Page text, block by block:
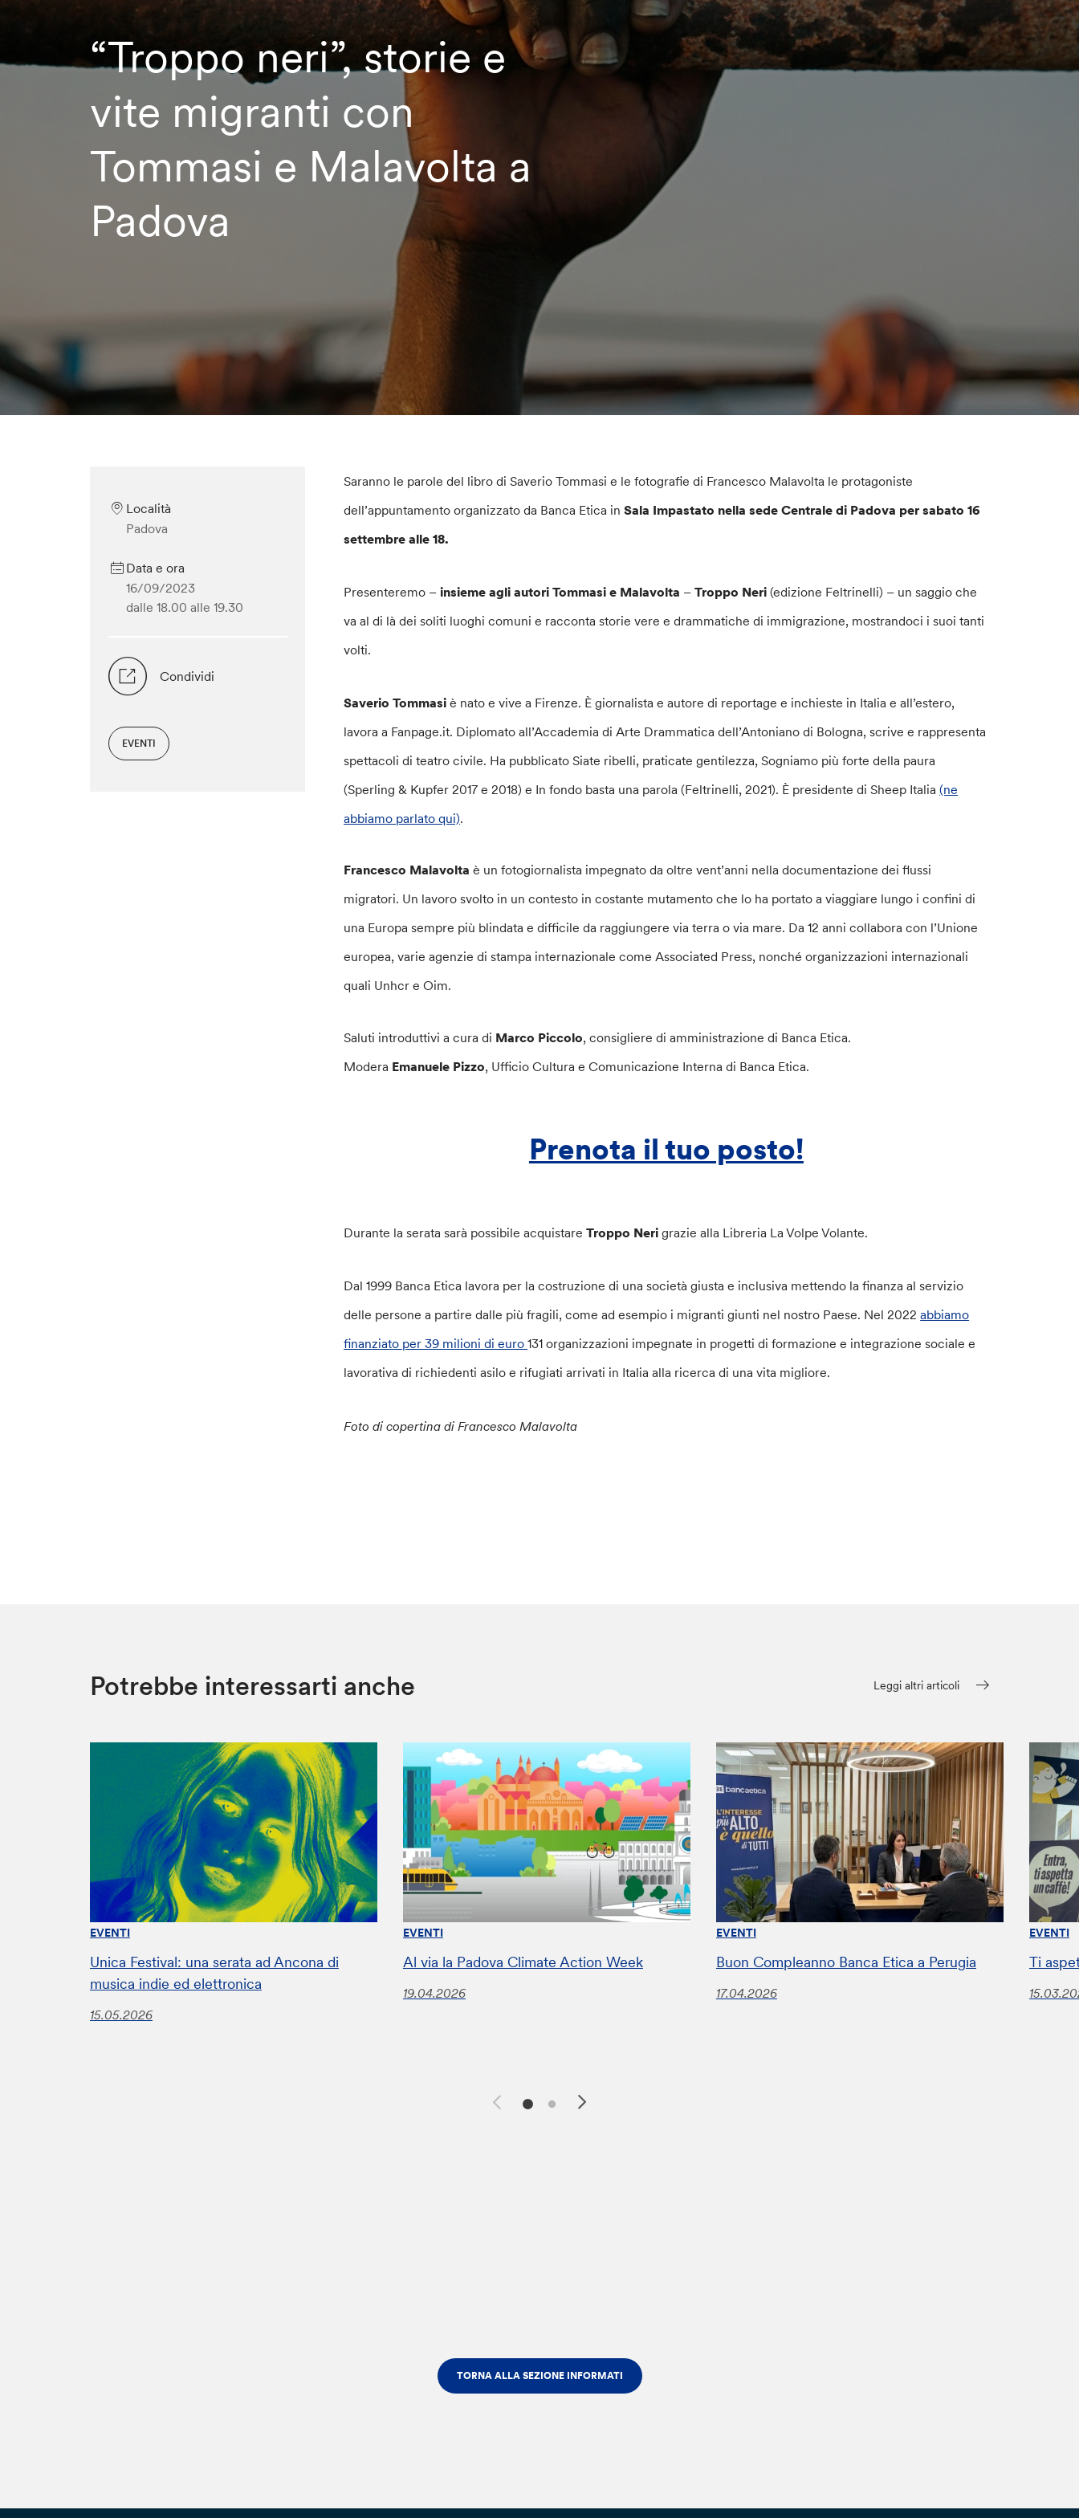
“Troppo neri”, storie e
vite migranti con
Tommasi e Malavolta a
Padova
Località
Padova
Data e ora
16/09/2023
dalle 18.00 alle 19.30
Condividi
EVENTI
Saranno le parole del libro di Saverio Tommasi e le fotografie di Francesco Malavolta le protagoniste
dell’appuntamento organizzato da Banca Etica inSala Impastato nella sede Centrale di Padova per sabato 16
settembre alle 18.
Presenteremo –insieme agli autori Tommasi e Malavolta –Troppo Neri (edizione Feltrinelli) – un saggio che
va al di là dei soliti luoghi comuni e racconta storie vere e drammatiche di immigrazione, mostrandoci i suoi tanti
volti.
Saverio Tommasi è nato e vive a Firenze. È giornalista e autore di reportage e inchieste in Italia e all’estero,
lavora a Fanpage.it. Diplomato all’Accademia di Arte Drammatica dell’Antoniano di Bologna, scrive e rappresenta
spettacoli di teatro civile. Ha pubblicato Siate ribelli, praticate gentilezza, Sogniamo più forte della paura
(Sperling & Kupfer 2017 e 2018) e In fondo basta una parola (Feltrinelli, 2021). È presidente di Sheep Italia(ne
abbiamo parlato qui).
Francesco Malavoltaè un fotogiornalista impegnato da oltre vent’anni nella documentazione dei flussi
migratori. Un lavoro svolto in un contesto in costante mutamento che lo ha portato a viaggiare lungo i confini di
una Europa sempre più blindata e difficile da raggiungere via terra o via mare. Da 12 anni collabora con l’Unione
europea, varie agenzie di stampa internazionale come Associated Press, nonché organizzazioni internazionali
quali Unhcr e Oim.
Saluti introduttivi a cura di Marco Piccolo, consigliere di amministrazione di Banca Etica.
Modera Emanuele Pizzo, Ufficio Cultura e Comunicazione Interna di Banca Etica.
Prenota il tuo posto!
Durante la serata sarà possibile acquistareTroppo Nerigrazie alla Libreria La Volpe Volante.
Dal 1999 Banca Etica lavora per la costruzione di una società giusta e inclusiva mettendo la finanza al servizio
delle persone a partire dalle più fragili, come ad esempio i migranti giunti nel nostro Paese. Nel 2022abbiamo
finanziato per 39 milioni di euro131 organizzazioni impegnate in progetti di formazione e integrazione sociale e
lavorativa di richiedenti asilo e rifugiati arrivati in Italia alla ricerca di una vita migliore.
Foto di copertina di Francesco Malavolta
Potrebbe interessarti anche Leggi altri articoli
EVENTI
Unica Festival: una serata ad Ancona di
musica indie ed elettronica
15.05.2026
EVENTI
Al via la Padova Climate Action Week
19.04.2026
EVENTI
Buon Compleanno Banca Etica a Perugia
17.04.2026
EVENTI
Ti
TORNA ALLA SEZIONE INFORMATI